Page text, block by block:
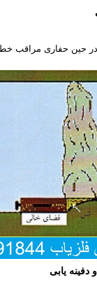
حین حفاری مراقب
یابی